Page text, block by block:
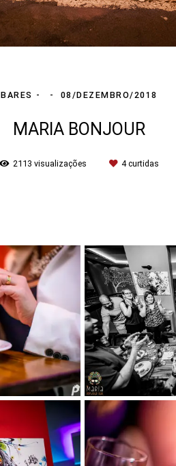
BARES 08/DEZEMBRO/2018
MARIA BONJOUR
2113 visualizações 4curtidas